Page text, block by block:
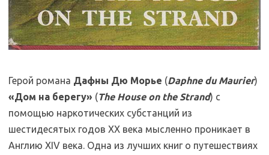
Герой романа Дафны Дю Морье (Daphne du Maurier)
«Дом на берегу» (The House on the Strand) с
помощью наркотических субстанций из
шестидесятых годов XX века мысленно проникает в
Англию XIV века. Одна из лучших книг о путешествиях